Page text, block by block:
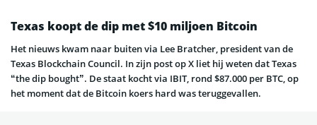
Texas koopt de dip met $10 miljoen Bitcoin
Het nieuws kwam naar buiten via Lee Bratcher, president van de
Texas Blockchain Council. In zijn post op X liet hij weten dat Texas
“the dip bought”. De staat kocht via IBIT, rond $87.000 per BTC, op
het moment dat de Bitcoin koers hard was teruggevallen.